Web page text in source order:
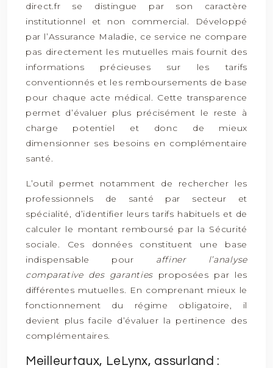
direct.fr se distingue par son caractère
institutionnel et non commercial. Développé
par l’Assurance Maladie, ce service ne compare
pas directement les mutuelles mais fournit des
informations précieuses sur les tarifs
conventionnés et les remboursements de base
pour chaque acte médical. Cette transparence
permet d’évaluer plus précisément le reste à
charge potentiel et donc de mieux
dimensionner ses besoins en complémentaire
santé.
L’outil permet notamment de rechercher les
professionnels de santé par secteur et
spécialité, d’identifier leurs tarifs habituels et de
calculer le montant remboursé par la Sécurité
sociale. Ces données constituent une base
indispensable pour affiner l’analyse
comparative des garanties proposées par les
différentes mutuelles. En comprenant mieux le
fonctionnement du régime obligatoire, il
devient plus facile d’évaluer la pertinence des
complémentaires.
Meilleurtaux, LeLynx, assurland :